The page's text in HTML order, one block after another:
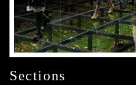
Sections